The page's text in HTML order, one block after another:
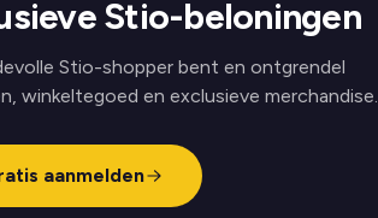
Stio-beloningen
Stio-shopper bent en ontgrendel
winkeltegoed en exclusieve merchandise.
aanmelden